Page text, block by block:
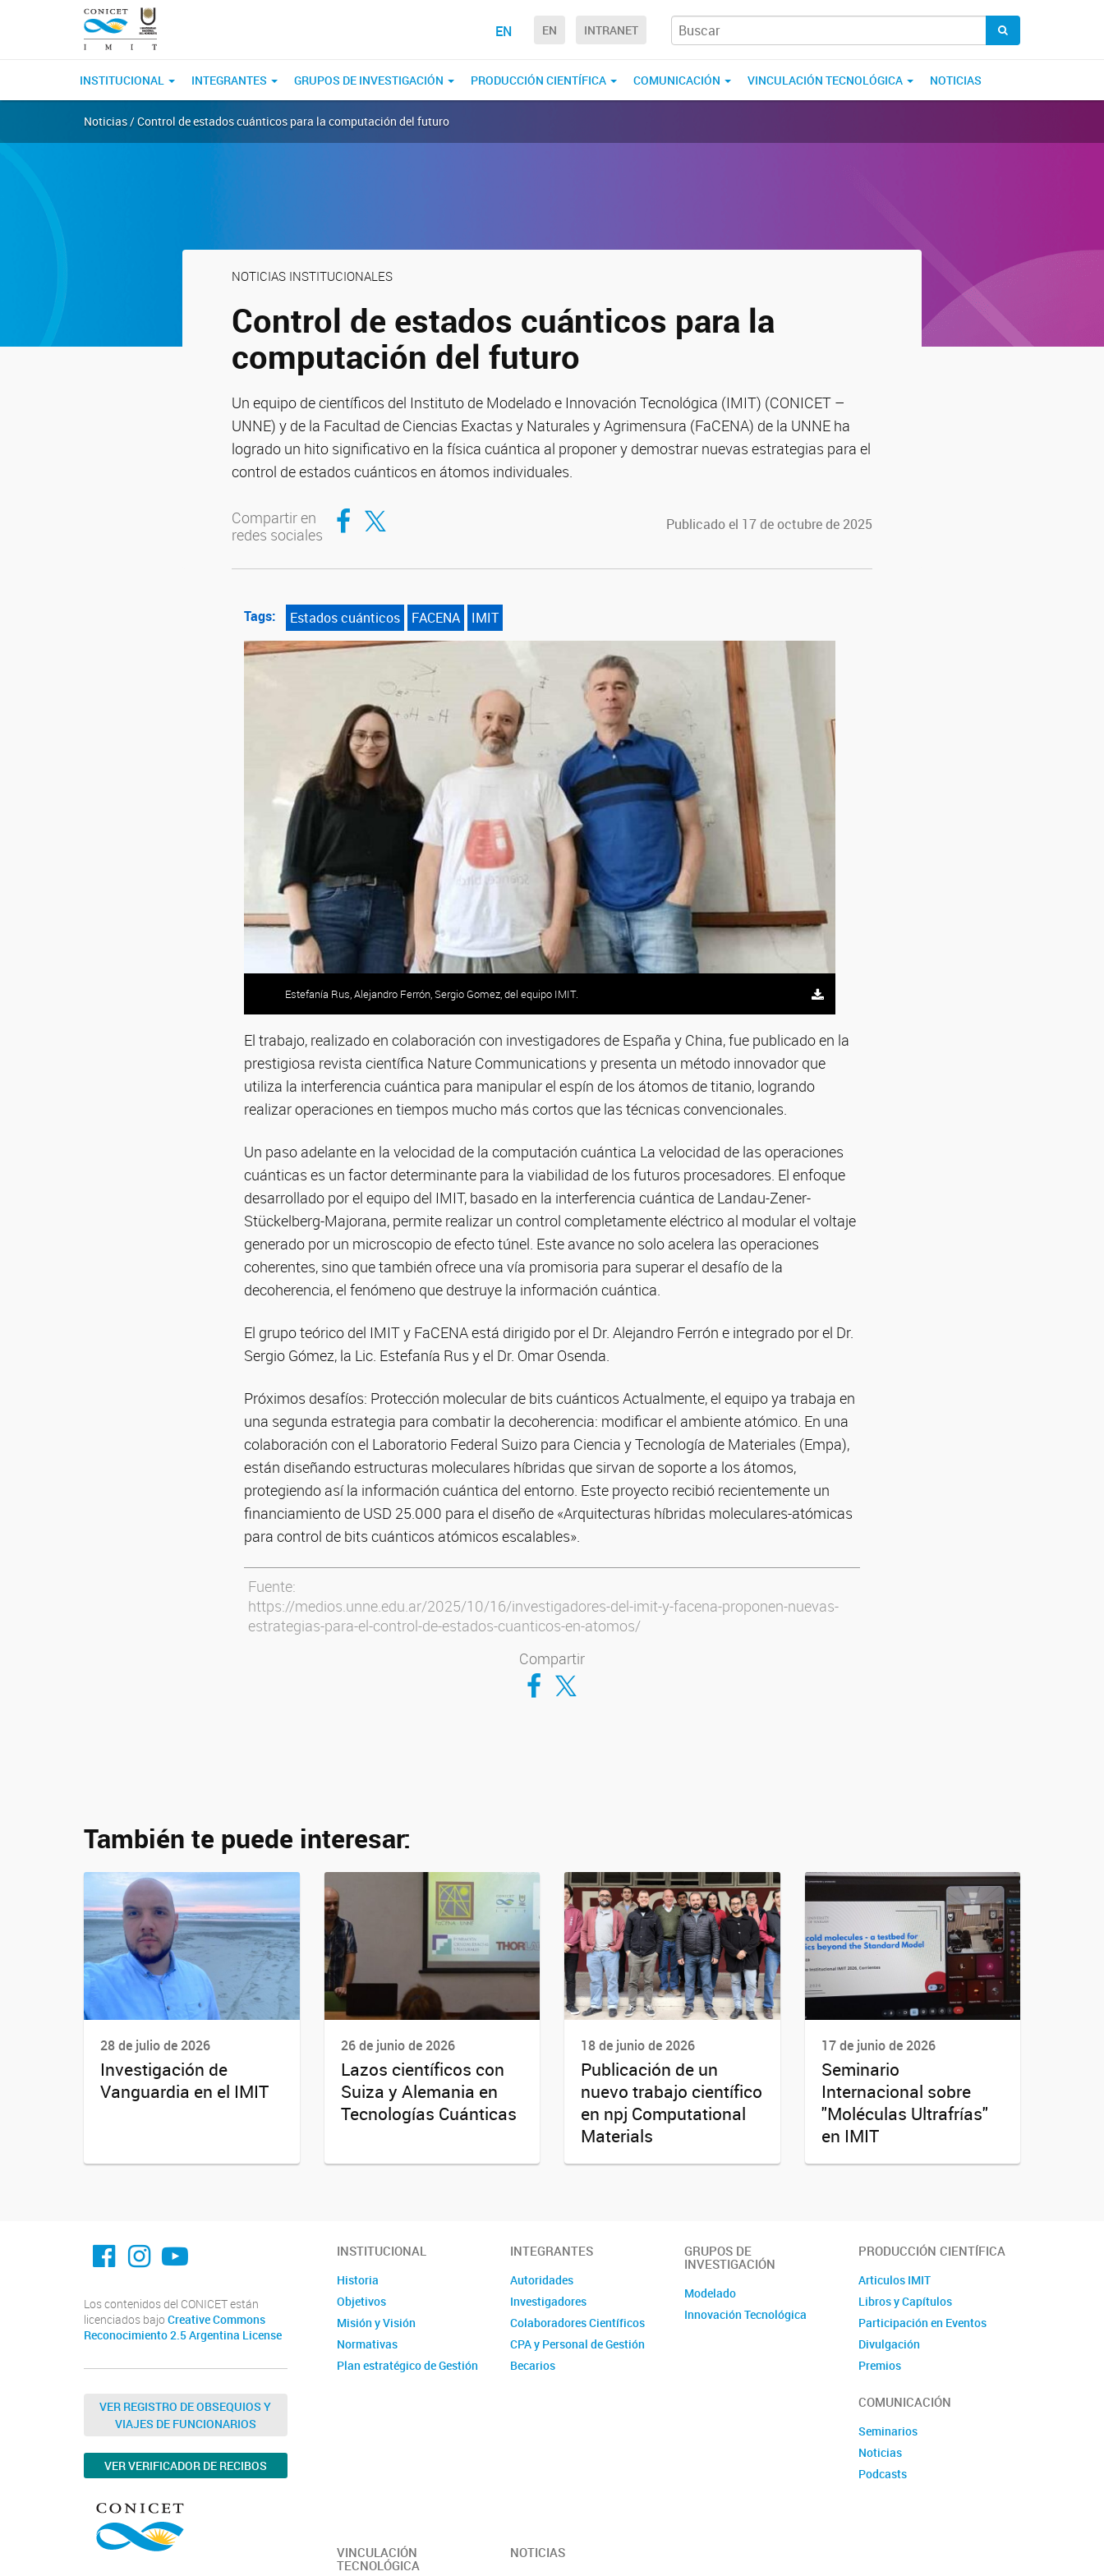
EN EN INTRANET
INSTITUCIONAL INTEGRANTES GRUPOS DE INVESTIGACIÓN PRODUCCIÓN CIENTÍFICA COMUNICACIÓN VINCULACIÓN TECNOLÓGICA NOTICIAS
Noticias / Control de estados cuánticos para la computación del futuro
NOTICIAS INSTITUCIONALES
Control de estados cuánticos para la
computación del futuro
Un equipo de científicos del Instituto de Modelado e Innovación Tecnológica (IMIT) (CONICET –
UNNE) y de la Facultad de Ciencias Exactas y Naturales y Agrimensura (FaCENA) de la UNNE ha
logrado un hito significativo en la física cuántica al proponer y demostrar nuevas estrategias para el
control de estados cuánticos en átomos individuales.
Compartir en
redes sociales
Compartir en Facebook
Compartir en Twitter Publicado el 17 de octubre de 2025
Tags: Estados cuánticos FACENA IMIT
Estefanía Rus, Alejandro Ferrón, Sergio Gomez, del equipo IMIT.
El trabajo, realizado en colaboración con investigadores de España y China, fue publicado en la
prestigiosa revista científica Nature Communications y presenta un método innovador que
utiliza la interferencia cuántica para manipular el espín de los átomos de titanio, logrando
realizar operaciones en tiempos mucho más cortos que las técnicas convencionales.
Un paso adelante en la velocidad de la computación cuántica La velocidad de las operaciones
cuánticas es un factor determinante para la viabilidad de los futuros procesadores. El enfoque
desarrollado por el equipo del IMIT, basado en la interferencia cuántica de Landau-Zener-
Stückelberg-Majorana, permite realizar un control completamente eléctrico al modular el voltaje
generado por un microscopio de efecto túnel. Este avance no solo acelera las operaciones
coherentes, sino que también ofrece una vía promisoria para superar el desafío de la
decoherencia, el fenómeno que destruye la información cuántica.
El grupo teórico del IMIT y FaCENA está dirigido por el Dr. Alejandro Ferrón e integrado por el Dr.
Sergio Gómez, la Lic. Estefanía Rus y el Dr. Omar Osenda.
Próximos desafíos: Protección molecular de bits cuánticos Actualmente, el equipo ya trabaja en
una segunda estrategia para combatir la decoherencia: modificar el ambiente atómico. En una
colaboración con el Laboratorio Federal Suizo para Ciencia y Tecnología de Materiales (Empa),
están diseñando estructuras moleculares híbridas que sirvan de soporte a los átomos,
protegiendo así la información cuántica del entorno. Este proyecto recibió recientemente un
financiamiento de USD 25.000 para el diseño de «Arquitecturas híbridas moleculares-atómicas
para control de bits cuánticos atómicos escalables».
Fuente:
https://medios.unne.edu.ar/2025/10/16/investigadores-del-imit-y-facena-proponen-nuevas-
estrategias-para-el-control-de-estados-cuanticos-en-atomos/
Compartir
Compartir en Facebook
Compartir en Twitter
También te puede interesar:
28 de julio de 2026
Investigación de
Vanguardia en el IMIT
26 de junio de 2026
Lazos científicos con
Suiza y Alemania en
Tecnologías Cuánticas
18 de junio de 2026
Publicación de un
nuevo trabajo científico
en npj Computational
Materials
17 de junio de 2026
Seminario
Internacional sobre
"Moléculas Ultrafrías"
en IMIT
facebook imit.conicet
imit.conicet
Youtube
Los contenidos del CONICET están
licenciados bajo Creative Commons
Reconocimiento 2.5 Argentina License
VER REGISTRO DE OBSEQUIOS Y
VIAJES DE FUNCIONARIOS
VER VERIFICADOR DE RECIBOS
INSTITUCIONAL
Historia
Objetivos
Misión y Visión
Normativas
Plan estratégico de Gestión
INTEGRANTES
Autoridades
Investigadores
Colaboradores Científicos
CPA y Personal de Gestión
Becarios
GRUPOS DE
INVESTIGACIÓN
Modelado
Innovación Tecnológica
PRODUCCIÓN CIENTÍFICA
Articulos IMIT
Libros y Capítulos
Participación en Eventos
Divulgación
Premios
COMUNICACIÓN
Seminarios
Noticias
Podcasts
VINCULACIÓN
TECNOLÓGICA
NOTICIAS